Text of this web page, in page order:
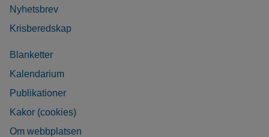
Nyhetsbrev
Krisberedskap
Blanketter
Kalendarium
Publikationer
Kakor (cookies)
Om webbplatsen